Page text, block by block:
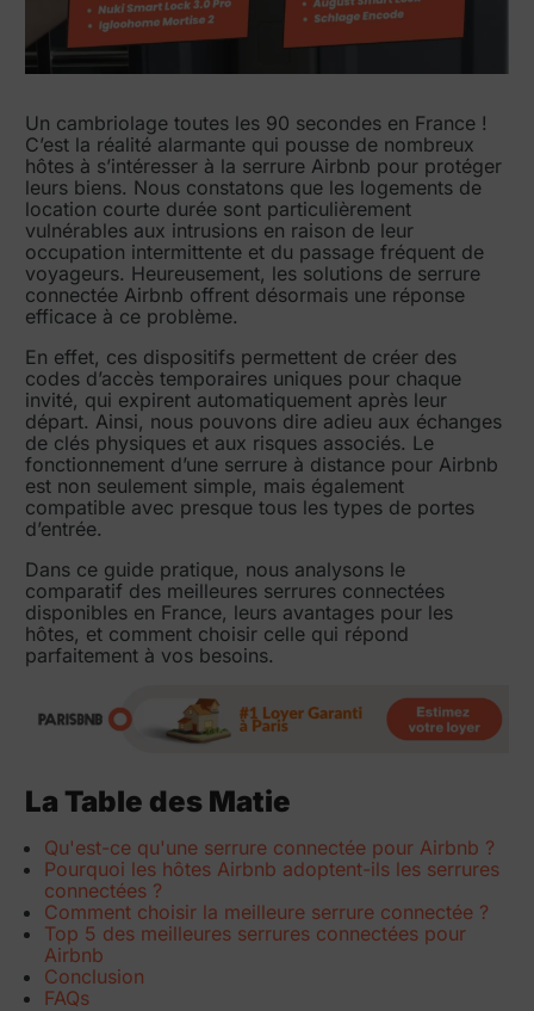
Un cambriolage toutes les 90 secondes en France !
C’est la réalité alarmante qui pousse de nombreux
hôtes à s’intéresser à la serrure Airbnb pour protéger
leurs biens. Nous constatons que les logements de
location courte durée sont particulièrement
vulnérables aux intrusions en raison de leur
occupation intermittente et du passage fréquent de
voyageurs. Heureusement, les solutions de serrure
connectée Airbnb offrent désormais une réponse
efficace à ce problème.
En effet, ces dispositifs permettent de créer des
codes d’accès temporaires uniques pour chaque
invité, qui expirent automatiquement après leur
départ. Ainsi, nous pouvons dire adieu aux échanges
de clés physiques et aux risques associés. Le
fonctionnement d’une serrure à distance pour Airbnb
est non seulement simple, mais également
compatible avec presque tous les types de portes
d’entrée.
Dans ce guide pratique, nous analysons le
comparatif des meilleures serrures connectées
disponibles en France, leurs avantages pour les
hôtes, et comment choisir celle qui répond
parfaitement à vos besoins.
La Table des Matie
Qu'est-ce qu'une serrure connectée pour Airbnb ?
Pourquoi les hôtes Airbnb adoptent-ils les serrures
connectées ?
Comment choisir la meilleure serrure connectée ?
Top 5 des meilleures serrures connectées pour
Airbnb
Conclusion
FAQs